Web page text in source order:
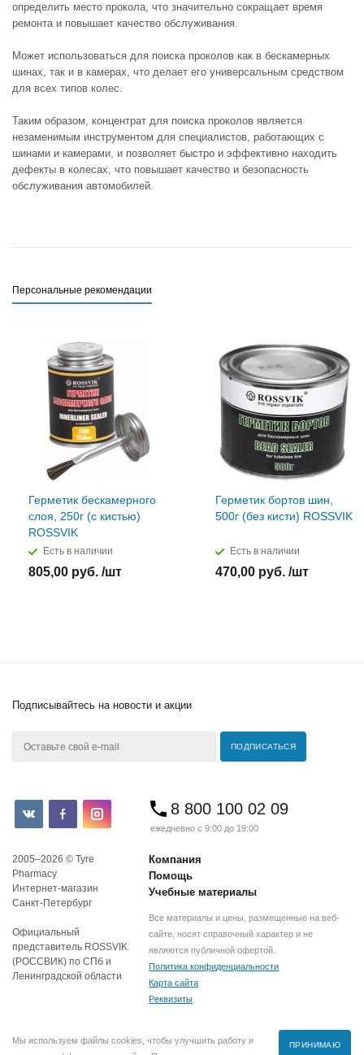
определить место прокола, что значительно сокращает время
ремонта и повышает качество обслуживания.
Может использоваться для поиска проколов как в бескамерных
шинах, так и в камерах, что делает его универсальным средством
для всех типов колес.
Таким образом, концентрат для поиска проколов является
незаменимым инструментом для специалистов, работающих с
шинами и камерами, и позволяет быстро и эффективно находить
дефекты в колесах, что повышает качество и безопасность
обслуживания автомобилей.
Персональные рекомендации
Герметик бескамерного
слоя, 250г (с кистью)
ROSSVIK
Есть в наличии
805,00 руб. /шт
Герметик бортов шин,
500г (без кисти) ROSSVIK
Есть в наличии
470,00 руб. /шт
Подписывайтесь на новости и акции
8 800 100 02 09
ежедневно с 9:00 до 19:00
2005–2026 © Tyre
Pharmacy
Интернет-магазин
Санкт-Петербург
Официальный
представитель ROSSVIK
(РОССВИК) по СПб и
Ленинградской области
Компания
Помощь
Учебные материалы
Все материалы и цены, размещенные на веб-
сайте, носят справочный характер и не
являются публичной офертой.
Политика конфиденциальности
Карта сайта
Реквизиты
Мы используем файлы cookies, чтобы улучшить работу и
ПРИНИМАЮ